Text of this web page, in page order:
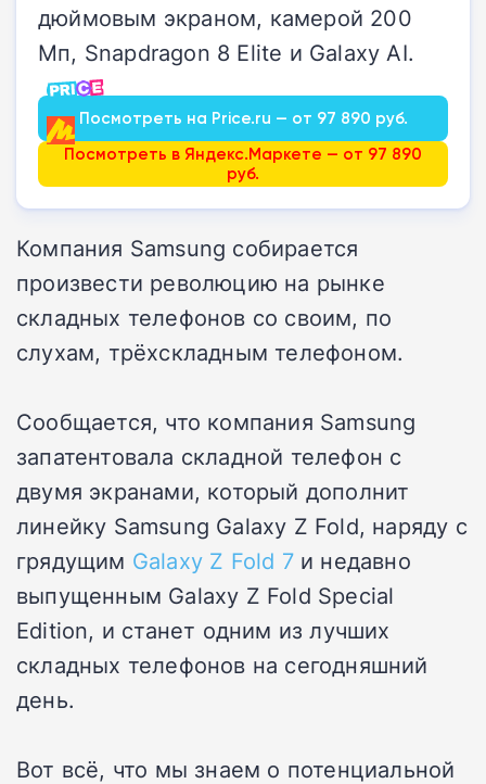
дюймовым экраном, камерой 200
Мп, Snapdragon 8 Elite и Galaxy AI.
Посмотреть на Price.ru — от 97 890 руб.
Посмотреть в Яндекс.Маркете — от 97 890
руб.
Компания Samsung собирается
произвести революцию на рынке
складных телефонов со своим, по
слухам, трёхскладным телефоном.
Сообщается, что компания Samsung
запатентовала складной телефон с
двумя экранами, который дополнит
линейку Samsung Galaxy Z Fold, наряду с
грядущим Galaxy Z Fold 7и недавно
выпущенным Galaxy Z Fold Special
Edition, и станет одним из лучших
складных телефонов на сегодняшний
день.
Вот всё, что мы знаем о потенциальной